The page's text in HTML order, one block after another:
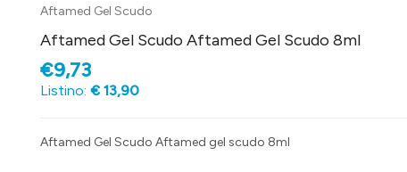
Aftamed Gel Scudo
Aftamed Gel Scudo Aftamed Gel Scudo 8ml
€9,73
Listino: € 13,90
Aftamed Gel Scudo Aftamed gel scudo 8ml